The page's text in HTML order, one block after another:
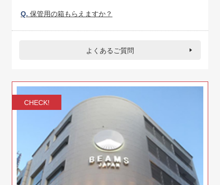
Q. 保管用の箱もらえますか？
よくあるご質問
CHECK!